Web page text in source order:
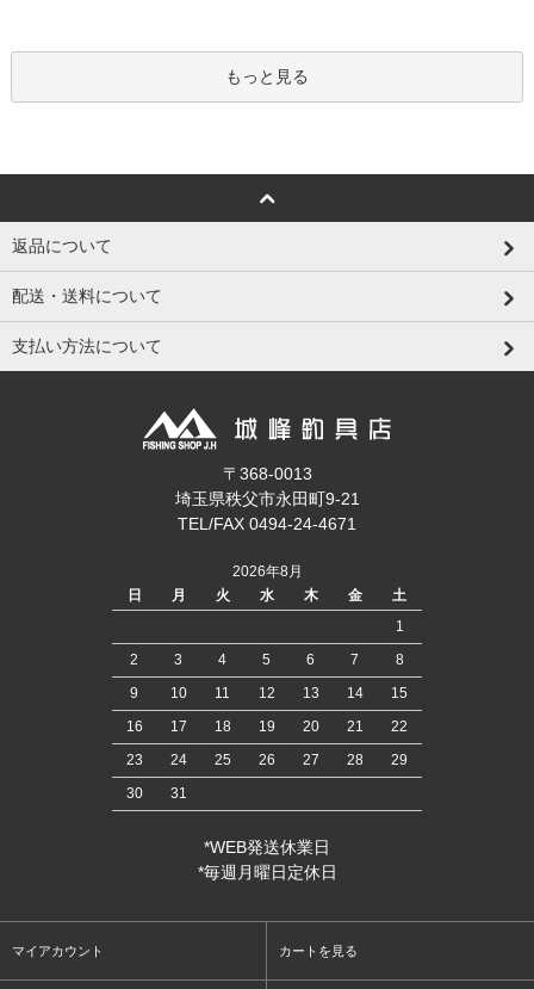
もっと見る
返品について
配送・送料について
支払い方法について
〒368-0013
埼玉県秩父市永田町9-21
TEL/FAX 0494-24-4671
2026年8月
日
月 火 水 木 金
土
1
2
3 4 5 6 7
8
9
10 11 12 13 14
15
16
17 18 19 20 21
22
23
24 25 26 27 28
29
30
31
*WEB発送休業日
*毎週月曜日定休日
マイアカウント カートを見る